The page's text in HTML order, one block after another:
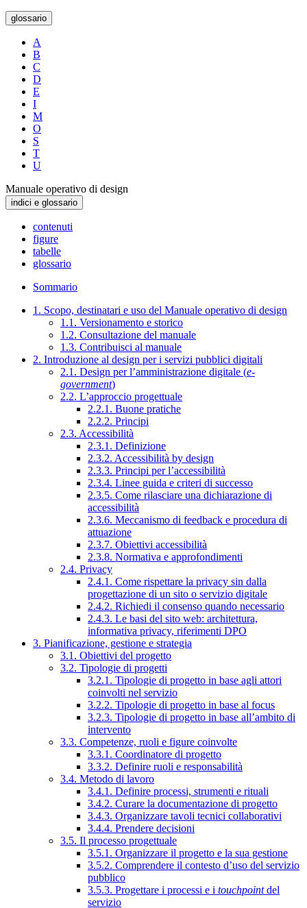
glossario
A
B
C
D
E
I
M
O
S
T
U
Manuale operativo di design
indici e glossario
contenuti
figure
tabelle
glossario
Sommario
1. Scopo, destinatari e uso del Manuale operativo di design
1.1. Versionamento e storico
1.2. Consultazione del manuale
1.3. Contribuisci al manuale
2. Introduzione al design per i servizi pubblici digitali
2.1. Design per l’amministrazione digitale (e-
government)
2.2. L’approccio progettuale
2.2.1. Buone pratiche
2.2.2. Principi
2.3. Accessibilità
2.3.1. Definizione
2.3.2. Accessibilità by design
2.3.3. Principi per l’accessibilità
2.3.4. Linee guida e criteri di successo
2.3.5. Come rilasciare una dichiarazione di
accessibilità
2.3.6. Meccanismo di feedback e procedura di
attuazione
2.3.7. Obiettivi accessibilità
2.3.8. Normativa e approfondimenti
2.4. Privacy
2.4.1. Come rispettare la privacy sin dalla
progettazione di un sito o servizio digitale
2.4.2. Richiedi il consenso quando necessario
2.4.3. Le basi del sito web: architettura,
informativa privacy, riferimenti DPO
3. Pianificazione, gestione e strategia
3.1. Obiettivi del progetto
3.2. Tipologie di progetti
3.2.1. Tipologie di progetto in base agli attori
coinvolti nel servizio
3.2.2. Tipologie di progetto in base al focus
3.2.3. Tipologie di progetto in base all’ambito di
intervento
3.3. Competenze, ruoli e figure coinvolte
3.3.1. Coordinatore di progetto
3.3.2. Definire ruoli e responsabilità
3.4. Metodo di lavoro
3.4.1. Definire processi, strumenti e rituali
3.4.2. Curare la documentazione di progetto
3.4.3. Organizzare tavoli tecnici collaborativi
3.4.4. Prendere decisioni
3.5. Il processo progettuale
3.5.1. Organizzare il progetto e la sua gestione
3.5.2. Comprendere il contesto d’uso del servizio
pubblico
3.5.3. Progettare i processi e i touchpointdel
servizio